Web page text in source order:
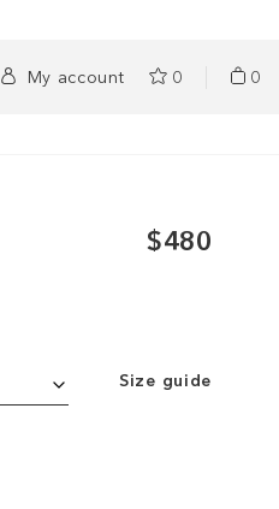
My account 0 0
$480
Size guide